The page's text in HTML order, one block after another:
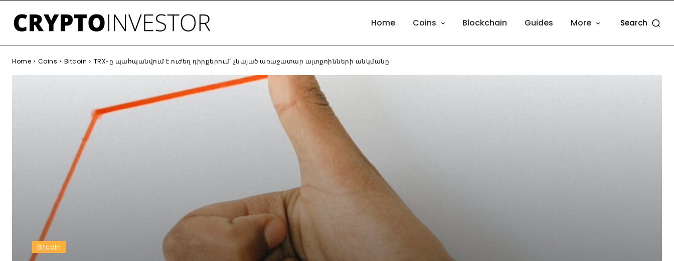
Home Coins Blockchain Guides More Search
Home Coins Bitcoin TRX-ը պահպանվում է ուժեղ դիրքերում՝ չնայած առաջատար ալտքոինների անկմանը
Bitcoin